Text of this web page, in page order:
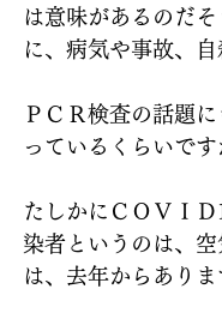
は意味があるのだ
に、病気や事故、
ＰＣＲ検査の話題
っているくらいで
たしかにＣＯＶＩ
染者というのは、
は、去年からありま